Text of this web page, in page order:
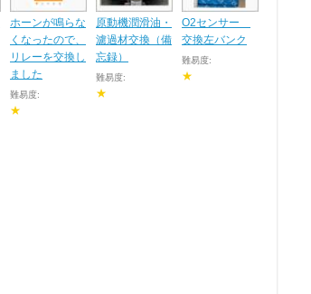
ホーンが鳴らな
くなったので、
リレーを交換し
ました
難易度:
★
原動機潤滑油・
濾過材交換（備
忘録）
難易度:
★
O2センサー
交換左バンク
難易度:
★